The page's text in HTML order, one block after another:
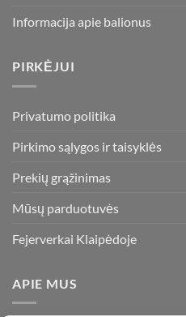
Informacija apie balionus
PIRKĖJUI
Privatumo politika
Pirkimo sąlygos ir taisyklės
Prekių grąžinimas
Mūsų parduotuvės
Fejerverkai Klaipėdoje
APIE MUS